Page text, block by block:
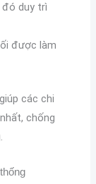
đó duy trì
được làm
các chi
chống